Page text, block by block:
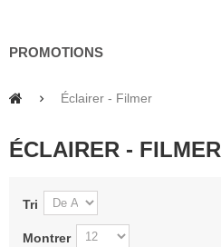
PROMOTIONS
Éclairer - Filmer
ÉCLAIRER - FILMER
Tri
Montrer